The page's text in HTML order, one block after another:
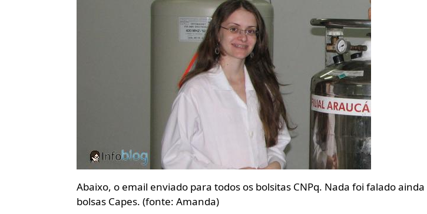
Abaixo, o email enviado para todos os bolsitas CNPq. Nada foi falado ainda
bolsas Capes. (fonte: Amanda)